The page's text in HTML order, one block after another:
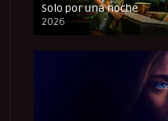
Solo por una noche
2026
CAM